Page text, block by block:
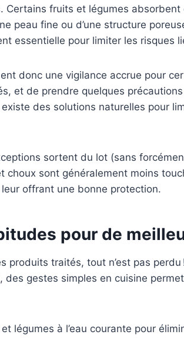
Certains fruits et légumes
peau fine ou d’une structure
essentielle pour limiter les risques
donc une vigilance accrue pour
et de prendre quelques
des solutions naturelles pour
sortent du lot (sans
choux sont généralement moins
offrant une bonne protection.
pour de
produits traités, tout n’est pas
gestes simples en cuisine
légumes à l’eau courante pour